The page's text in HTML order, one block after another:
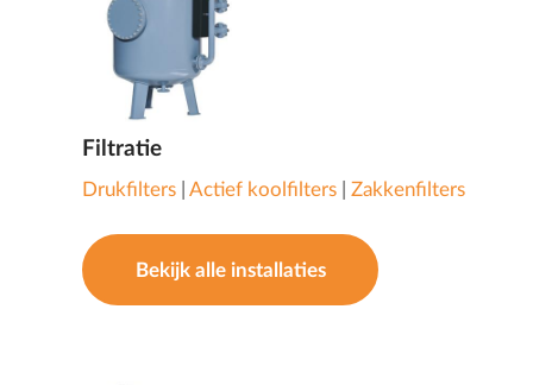
Filtratie
Drukfilters| Actief koolfilters| Zakkenfilters
Bekijk alle installaties